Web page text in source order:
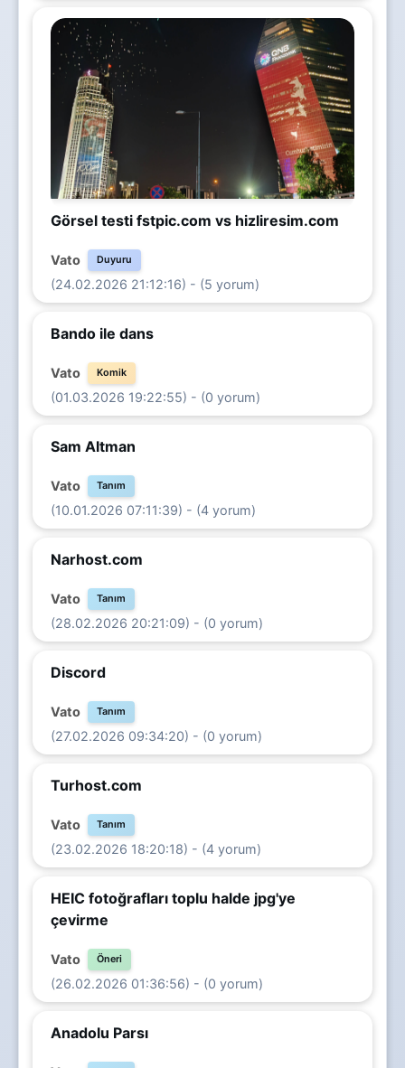
Görsel testi fstpic.com vs hizliresim.com
Vato Duyuru
(24.02.2026 21:12:16) - (5 yorum)
Bando ile dans
Vato Komik
(01.03.2026 19:22:55) - (0 yorum)
Sam Altman
Vato Tanım
(10.01.2026 07:11:39) - (4 yorum)
Narhost.com
Vato Tanım
(28.02.2026 20:21:09) - (0 yorum)
Discord
Vato Tanım
(27.02.2026 09:34:20) - (0 yorum)
Turhost.com
Vato Tanım
(23.02.2026 18:20:18) - (4 yorum)
HEIC fotoğrafları toplu halde jpg'ye
çevirme
Vato Öneri
(26.02.2026 01:36:56) - (0 yorum)
Anadolu Parsı